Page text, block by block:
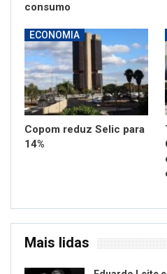
consumo
ECONOMIA
Copom reduz Selic para
14%
Mais lidas